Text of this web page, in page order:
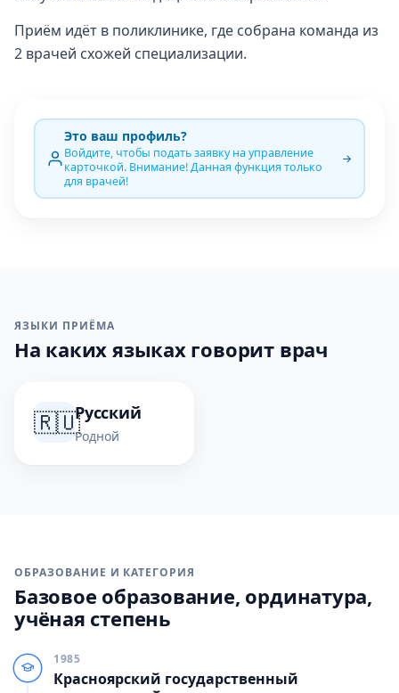
Приём идёт в поликлинике, где собрана команда из
2 врачей схожей специализации.
Это ваш профиль?
Войдите, чтобы подать заявку на управление
карточкой. Внимание! Данная функция только
для врачей!
ЯЗЫКИ ПРИЁМА
На каких языках говорит врач
🇷🇺Русский
Родной
ОБРАЗОВАНИЕ И КАТЕГОРИЯ
Базовое образование, ординатура,
учёная степень
1985
Красноярский государственный